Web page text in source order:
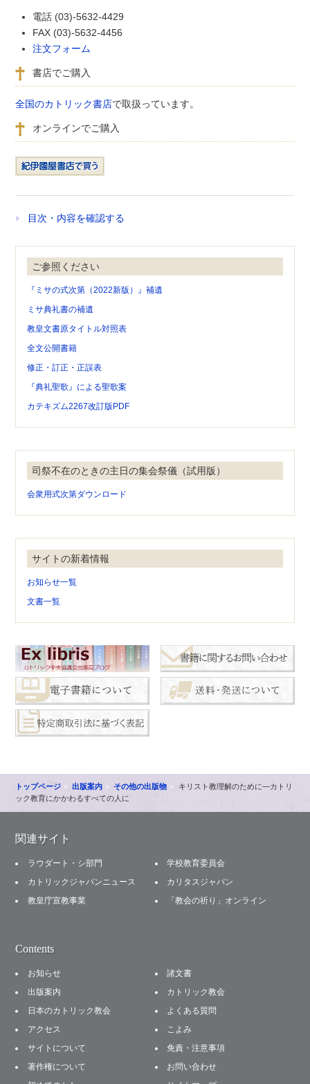
電話 (03)-5632-4429
FAX (03)-5632-4456
注文フォーム
書店でご購入
全国のカトリック書店で取扱っています。
オンラインでご購入
目次・内容を確認する
ご参照ください
『ミサの式次第（2022新版）』補遺
ミサ典礼書の補遺
教皇文書原タイトル対照表
全文公開書籍
修正・訂正・正誤表
『典礼聖歌』による聖歌案
カテキズム2267改訂版PDF
司祭不在のときの主日の集会祭儀（試用版）
会衆用式次第ダウンロード
サイトの新着情報
お知らせ一覧
文書一覧
トップページ 出版案内 その他の出版物
キリスト教理解のために―カトリ
ック教育にかかわるすべての人に
関連サイト
ラウダート・シ部門
学校教育委員会
カトリックジャパンニュース
カリタスジャパン
教皇庁宣教事業
「教会の祈り」オンライン
Contents
お知らせ
諸文書
出版案内
カトリック教会
日本のカトリック教会
よくある質問
アクセス
こよみ
サイトについて
免責・注意事項
著作権について
お問い合わせ